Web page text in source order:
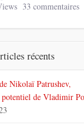
33 commentaires
récents
Nikolaï Patrushev,
potentiel de Vladimir